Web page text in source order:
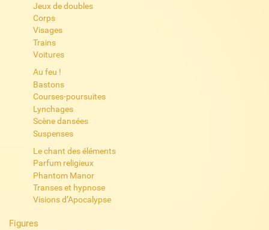
Jeux de doubles
Corps
Visages
Trains
Voitures
Au feu !
Bastons
Courses-poursuites
Lynchages
Scène dansées
Suspenses
Le chant des éléments
Parfum religieux
Phantom Manor
Transes et hypnose
Visions d’Apocalypse
Figures